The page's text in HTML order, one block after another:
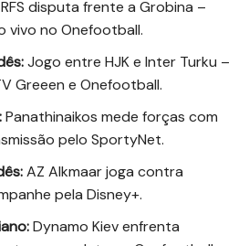
RFS disputa frente a Grobina –
vivo no Onefootball.
Jogo entre HJK e Inter Turku –
Greeen e Onefootball.
Panathinaikos mede forças com
pelo SportyNet.
AZ Alkmaar joga contra
pela Disney+.
Dynamo Kiev enfrenta